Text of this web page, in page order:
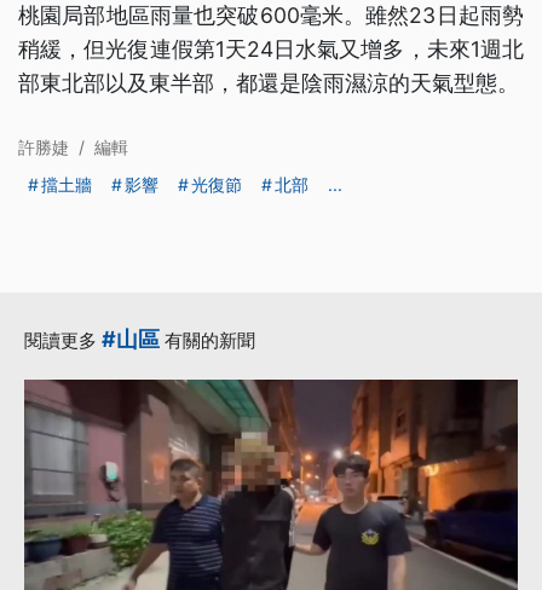
桃園局部地區雨量也突破600毫米。雖然23日起雨勢
稍緩，但光復連假第1天24日水氣又增多，未來1週北
部東北部以及東半部，都還是陰雨濕涼的天氣型態。
許勝婕 / 編輯
擋土牆
影響 光復節 北部 ...
閱讀更多 #山區 有關的新聞